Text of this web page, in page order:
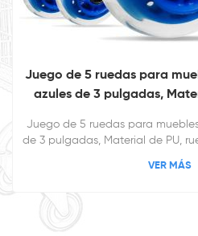
muebles semitransparentes
de PU, rueda para
semitransparentes azules
rueda para silla de oficina sin
para una apariencia más
MÁS